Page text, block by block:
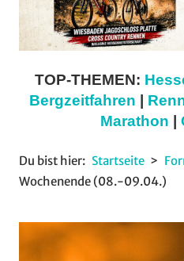
TOP-THEMEN:
Bergzeitfahren |
Marathon |
Du bist hier: Startseite
Wochenende (08.-09.04.)